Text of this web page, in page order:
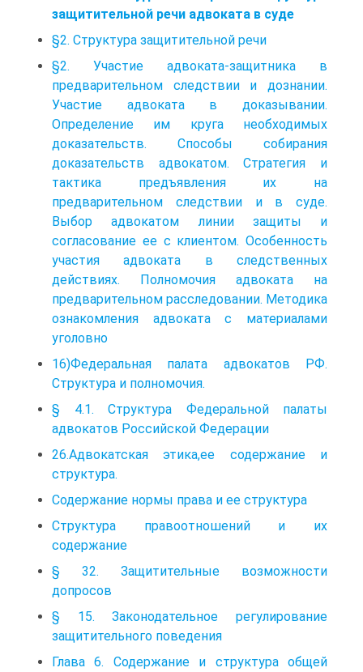
защитительной речи адвоката в суде
§2. Структура защитительной речи
§2. Участие адвоката-защитника в
предварительном следствии и дознании.
Участие адвоката в доказывании.
Определение им круга необходимых
доказательств. Способы собирания
доказательств адвокатом. Стратегия и
тактика предъявления их на
предварительном следствии и в суде.
Выбор адвокатом линии защиты и
согласование ее с клиентом. Особенность
участия адвоката в следственных
действиях. Полномочия адвоката на
предварительном расследовании. Методика
ознакомления адвоката с материалами
уголовно
16)Федеральная палата адвокатов РФ.
Структура и полномочия.
§ 4.1. Структура Федеральной палаты
адвокатов Российской Федерации
26.Адвокатская этика,ее содержание и
структура.
Содержание нормы права и ее структура
Структура правоотношений и их
содержание
§ 32. Защитительные возможности
допросов
§ 15. Законодательное регулирование
защитительного поведения
Глава 6. Содержание и структура общей